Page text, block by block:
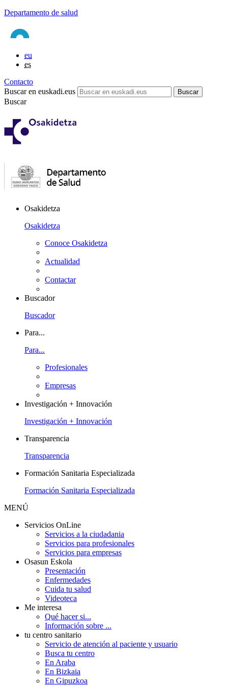
Departamento de salud
eu
es
Contacto
Buscar en euskadi.eus
Buscar
Osakidetza
Osakidetza
Conoce Osakidetza
Actualidad
Contactar
Buscador
Buscador
Para...
Para...
Profesionales
Empresas
Investigación + Innovación
Investigación + Innovación
Transparencia
Transparencia
Formación Sanitaria Especializada
Formación Sanitaria Especializada
MENÚ
Servicios OnLine
Servicios a la ciudadania
Servicios para profesionales
Servicios para empresas
Osasun Eskola
Presentación
Enfermedades
Cuida tu salud
Videoteca
Me interesa
Qué hacer si...
Información sobre ...
tu centro sanitario
Servicio de atención al paciente y usuario
Busca tu centro
En Araba
En Bizkaia
En Gipuzkoa